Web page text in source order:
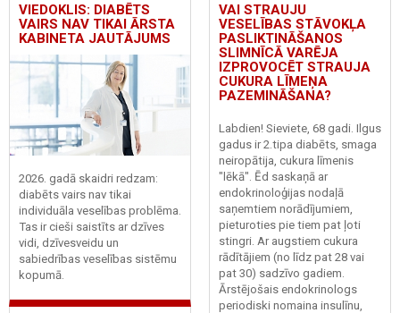
VIEDOKLIS: DIABĒTS
VAIRS NAV TIKAI ĀRSTA
KABINETA JAUTĀJUMS
2026. gadā skaidri redzam:
diabēts vairs nav tikai
individuāla veselības problēma.
Tas ir cieši saistīts ar dzīves
vidi, dzīvesveidu un
sabiedrības veselības sistēmu
kopumā.
VAI STRAUJU
VESELĪBAS STĀVOKĻA
PASLIKTINĀŠANOS
SLIMNĪCĀ VARĒJA
IZPROVOCĒT STRAUJA
CUKURA LĪMEŅA
PAZEMINĀŠANA?
Labdien! Sieviete, 68 gadi. Ilgus
gadus ir 2.tipa diabēts, smaga
neiropātija, cukura līmenis
"lēkā". Ēd saskaņā ar
endokrinoloģijas nodaļā
saņemtiem norādījumiem,
pieturoties pie tiem pat ļoti
stingri. Ar augstiem cukura
rādītājiem (no līdz pat 28 vai
pat 30) sadzīvo gadiem.
Ārstējošais endokrinologs
periodiski nomaina insulīnu,